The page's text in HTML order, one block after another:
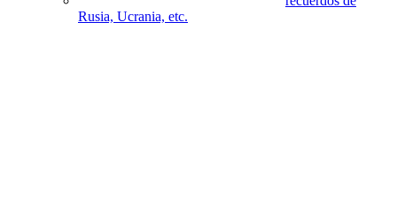
Rusia, Ucrania, etc.